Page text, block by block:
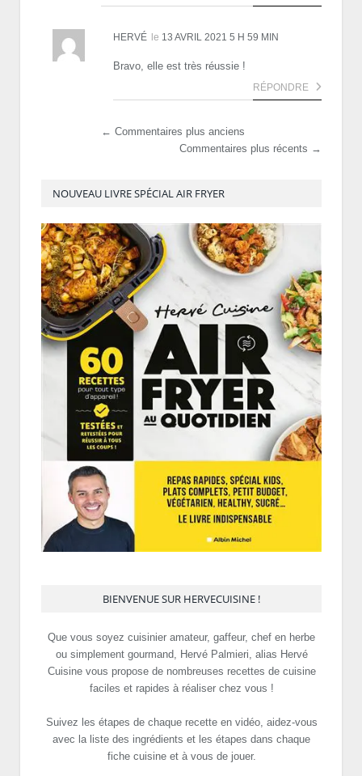
HERVÉ le 13 AVRIL 2021 5 H 59 MIN
Bravo, elle est très réussie !
RÉPONDRE
← Commentaires plus anciens
Commentaires plus récents →
NOUVEAU LIVRE SPÉCIAL AIR FRYER
BIENVENUE SUR HERVECUISINE !
Que vous soyez cuisinier amateur, gaffeur, chef en herbe
ou simplement gourmand, Hervé Palmieri, alias Hervé
Cuisine vous propose de nombreuses recettes de cuisine
faciles et rapides à réaliser chez vous !
Suivez les étapes de chaque recette en vidéo, aidez-vous
avec la liste des ingrédients et les étapes dans chaque
fiche cuisine et à vous de jouer.